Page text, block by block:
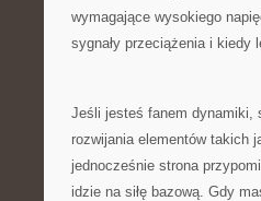
wymagające wysokiego
sygnały przeciążenia i kiedy
Jeśli jesteś fanem dynamiki,
rozwijania elementów takich
jednocześnie strona
idzie na siłę bazową. Gdy